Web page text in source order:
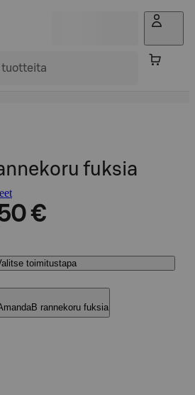
fuksia
€
toimitustapa
rannekoru fuksia